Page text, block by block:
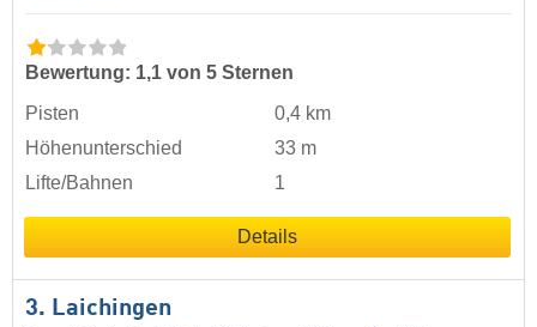
Bewertung: 1,1 von 5 Sternen
Pisten
0,4 km
Höhenunterschied
33 m
Lifte/Bahnen
1
Details
3. Laichingen